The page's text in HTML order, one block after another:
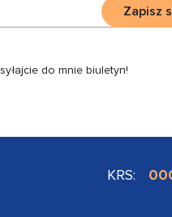
do mnie biuletyn!
Zapisz
KRS: